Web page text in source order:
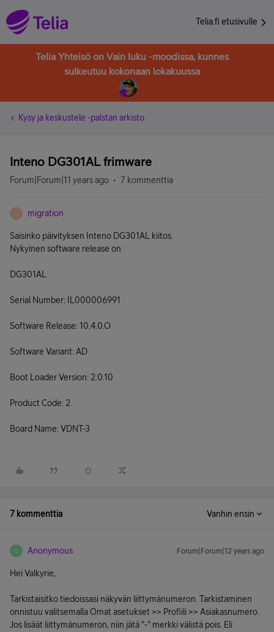
Telia.fi etusivulle
Telia Yhteisö on Vain luku -moodissa, kunnes
sulkeutuu kokonaan lokakuussa
Kysy ja keskustele -palstan arkisto
Inteno DG301AL frimware
Forum|Forum|11 years ago 7 kommenttia
M migration
Saisinko päivityksen Inteno DG301AL kiitos.
Nykyinen software release on
DG301AL
Serial Number: IL000006991
Software Release: 10.4.0.O
Software Variant: AD
Boot Loader Version: 2.0.10
Product Code: 2
Board Name: VDNT-3
7 kommenttia Vanhin ensin
A Anonymous Forum|Forum|12 years ago
Hei Valkyrie,
Tarkistaisitko tiedoissasi näkyvän liittymänumeron. Tarkistaminen
onnistuu valitsemalla Omat asetukset >> Profiili >> Asiakasnumero.
Jos lisäät liittymänumeron, niin jätä "-" merkki välistä pois. Eli